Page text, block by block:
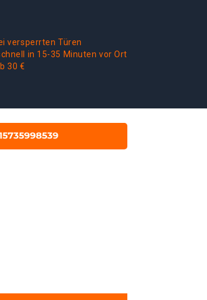
versperrten Türen
in 15-35 Minuten vor Ort
30 €